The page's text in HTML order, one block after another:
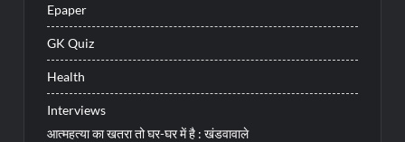
Epaper
GK Quiz
Health
Interviews
आत्महत्या का खतरा तो घर-घर में है : खंडवावाले